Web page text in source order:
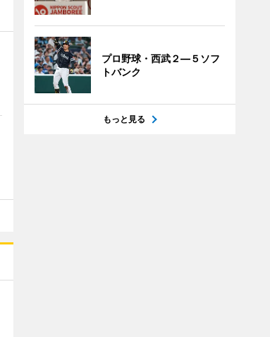
プロ野球・西武２―５ソフ
トバンク
もっと見る